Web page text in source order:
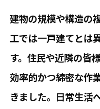
建物の規模や構造の
工では一戸建てとは
す。住民や近隣の皆
効率的かつ綿密な作
きました。日常生活